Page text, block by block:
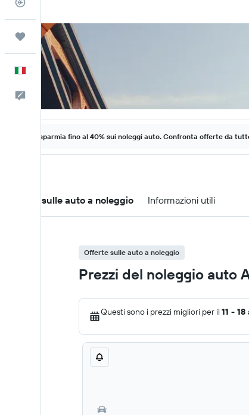
Trips
Italiano
Commenti
Risparmia fino al 40% sui noleggi auto. Confronta offerte da
Offerte sulle auto a noleggio Informazioni utili
Offerte sulle auto a noleggio
Prezzi del noleggio auto
Questi sono i prezzi migliori per il 11 - 18